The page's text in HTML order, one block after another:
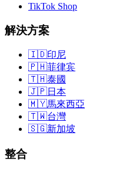
TikTok Shop
解決方案
🇮🇩印尼
🇵🇭菲律宾
🇹🇭泰國
🇯🇵日本
🇲🇾馬來西亞
🇹🇼台灣
🇸🇬新加坡
整合